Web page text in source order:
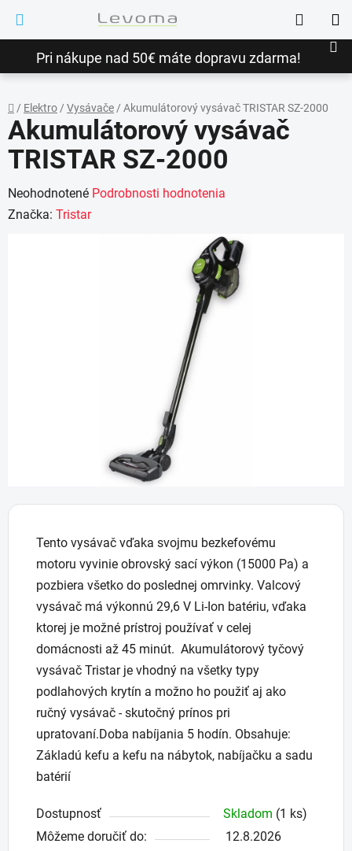
obsah
Pri nákupe nad 50€ máte dopravu zdarma!
Hľadať
Domov
/ Elektro/ Vysávače/ Akumulátorový vysávač TRISTAR SZ-2000
Tento vysávač vďaka svojmu bezkefovému
motoru vyvinie obrovský sací výkon (15000 Pa) a
pozbiera všetko do poslednej omrvinky. Valcový
vysávač má výkonnú 29,6 V Li-Ion batériu, vďaka
ktorej je možné prístroj používať v celej
domácnosti až 45 minút. Akumulátorový tyčový
vysávač Tristar je vhodný na všetky typy
podlahových krytín a možno ho použiť aj ako
ručný vysávač - skutočný prínos pri
upratovaní.Doba nabíjania 5 hodín. Obsahuje:
Základú kefu a kefu na nábytok, nabíjačku a sadu
batérií
Dostupnosť Skladom (1 ks)
Môžeme doručiť do:
12.8.2026
Akumulátorový vysávač
TRISTAR SZ-2000
Priemerné
hodnotenie
Neohodnotené Podrobnosti hodnotenia
Značka: Tristar